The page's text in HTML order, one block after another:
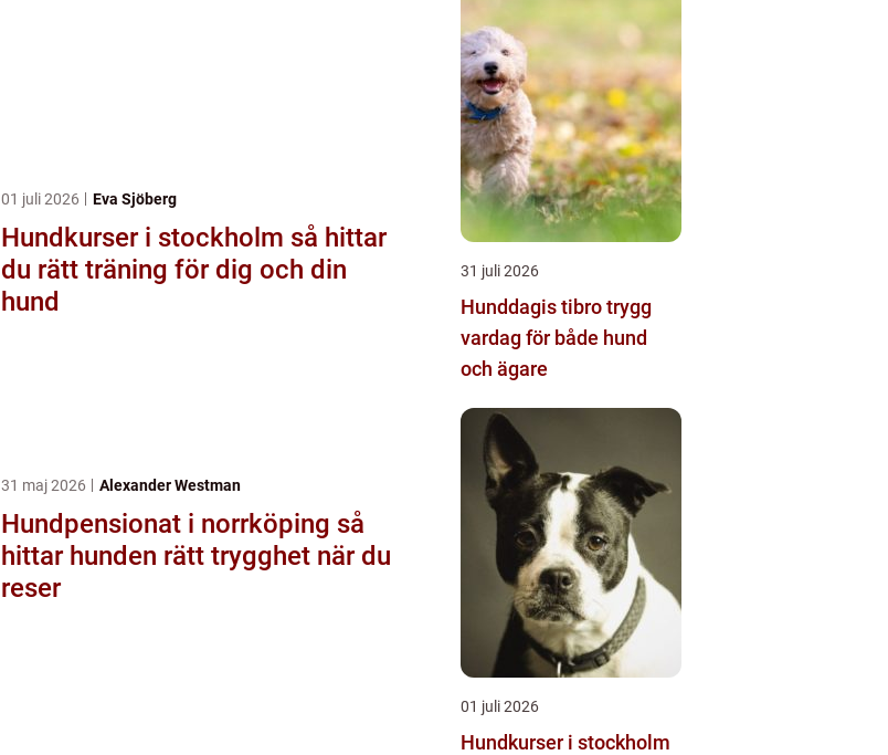
01 juli 2026 Eva Sjöberg
Hundkurser i stockholm så hittar
du rätt träning för dig och din
hund
31 maj 2026 Alexander Westman
Hundpensionat i norrköping så
hittar hunden rätt trygghet när du
reser
31 juli 2026
Hunddagis tibro trygg
vardag för både hund
och ägare
01 juli 2026
Hundkurser i stockholm